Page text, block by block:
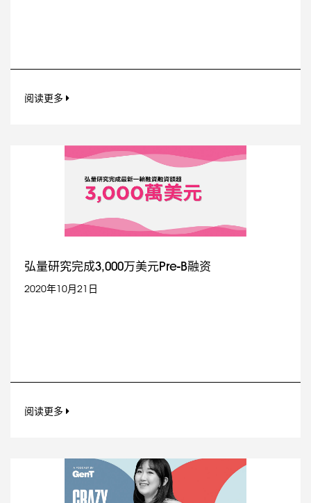
阅读更多
弘量研究完成3,000万美元Pre-B融资
2020年10月21日
阅读更多